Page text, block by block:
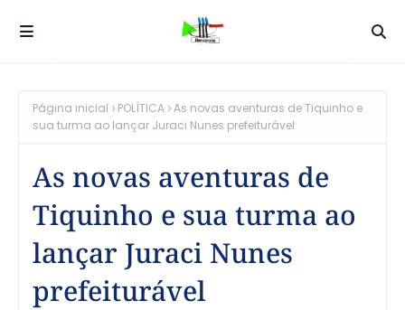
Página inicial POLÍTICA As novas aventuras de Tiquinho e
sua turma ao lançar Juraci Nunes prefeiturável
As novas aventuras de
Tiquinho e sua turma ao
lançar Juraci Nunes
prefeiturável